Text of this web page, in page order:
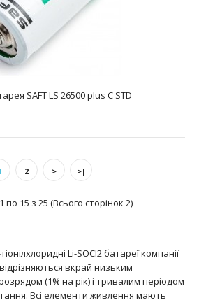
батарея SAFT LS 26500 CNA C
text_zero
SAFT LS 26500 plus C STD
2 > >|
15 з 25 (Всього сторінок 2)
тіонілхлоридні Li-SOCl2 батареї компанії
відрізняються вкрай низьким
(1% на рік) і тривалим періодом
Всі елементи живлення мають